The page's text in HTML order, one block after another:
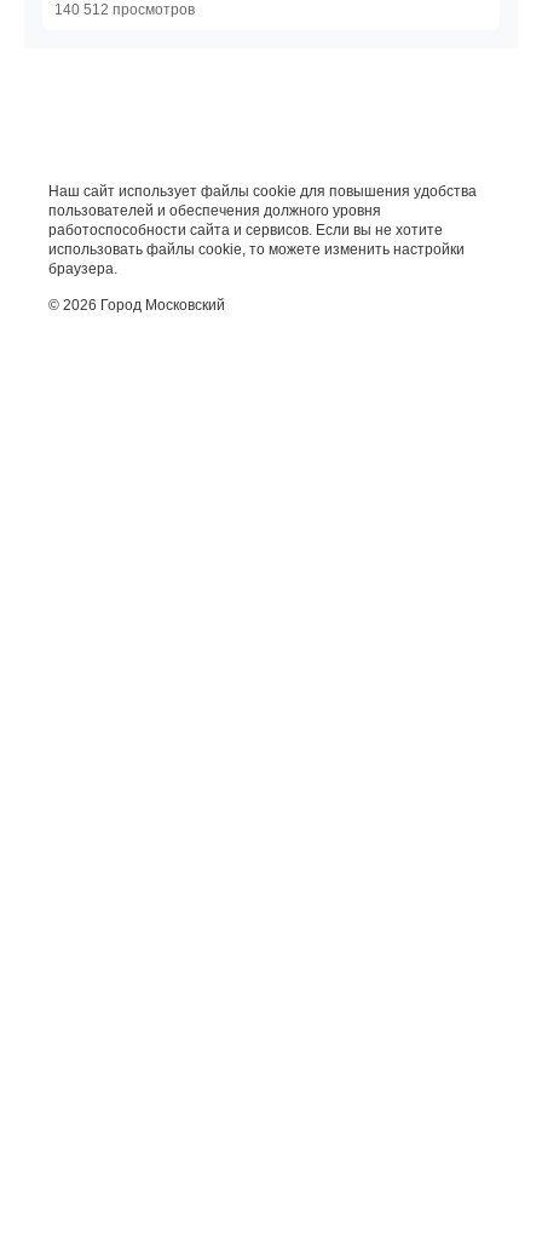
140 512 просмотров
Наш сайт использует файлы cookie для повышения удобства
пользователей и обеспечения должного уровня
работоспособности сайта и сервисов. Если вы не хотите
использовать файлы cookie, то можете изменить настройки
браузера.
© 2026 Город Московский